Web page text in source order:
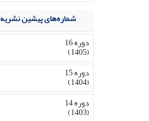
شماره‌های پیشین نشریه
دوره 16
(1405)
دوره 15
(1404)
دوره 14
(1403)